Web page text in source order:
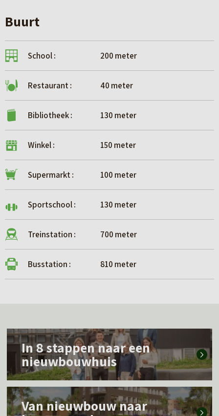
Buurt
School : 200 meter
Restaurant : 40 meter
Bibliotheek : 130 meter
Winkel : 150 meter
Supermarkt : 100 meter
Sportschool : 130 meter
Treinstation : 700 meter
Busstation : 810 meter
L
s
m
In 8 stappen naar een
nieuwbouwhuis
L
e
Van nieuwbouw naar